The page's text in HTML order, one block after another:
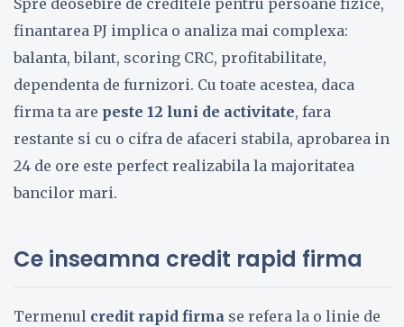
Spre deosebire de creditele pentru persoane fizice,
finantarea PJ implica o analiza mai complexa:
balanta, bilant, scoring CRC, profitabilitate,
dependenta de furnizori. Cu toate acestea, daca
firma ta are peste 12 luni de activitate, fara
restante si cu o cifra de afaceri stabila, aprobarea in
24 de ore este perfect realizabila la majoritatea
bancilor mari.
Ce inseamna credit rapid firma
Termenul credit rapid firma se refera la o linie de